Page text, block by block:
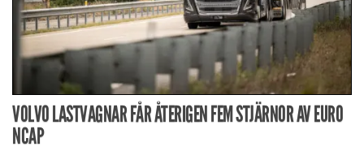
VOLVO LASTVAGNAR FÅR ÅTERIGEN FEM STJÄRNOR AV EURO
NCAP